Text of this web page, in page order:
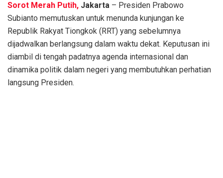
Sorot Merah Putih, Jakarta – Presiden Prabowo
Subianto memutuskan untuk menunda kunjungan ke
Republik Rakyat Tiongkok (RRT) yang sebelumnya
dijadwalkan berlangsung dalam waktu dekat. Keputusan ini
diambil di tengah padatnya agenda internasional dan
dinamika politik dalam negeri yang membutuhkan perhatian
langsung Presiden.